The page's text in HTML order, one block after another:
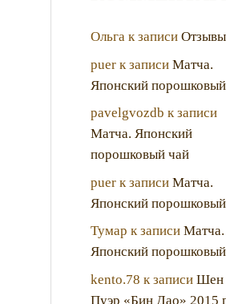
Ольгак записи Отзывы
puerк записи Матча.
Японский
pavelgvozdb к записи
Матча. Японский
порошковый чай
puerк записи Матча.
Японский
Тумар к записи Матча.
Японский
kento.78 к записи Шен
Пуэр «Бин Дао» 2015